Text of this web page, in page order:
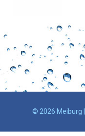
© 2026 Meiburg |